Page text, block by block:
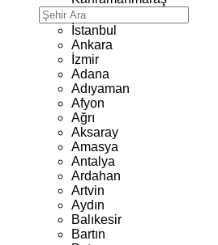
İstanbul
Ankara
İzmir
Adana
Adıyaman
Afyon
Ağrı
Aksaray
Amasya
Antalya
Ardahan
Artvin
Aydın
Balıkesir
Bartın